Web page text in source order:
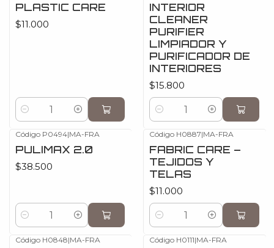
PLASTIC CARE
$11.000
Cantidad
INTERIOR
CLEANER
PURIFIER
LIMPIADOR Y
PURIFICADOR DE
INTERIORES
$15.800
Cantidad
Código P0494|MA-FRA
PULIMAX 2.0
$38.500
Cantidad
Código H0887|MA-FRA
FABRIC CARE –
TEJIDOS Y
TELAS
$11.000
Cantidad
Código H0848|MA-FRA Código H0111|MA-FRA